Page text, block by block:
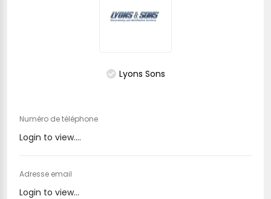
Lyons Sons
Numéro de téléphone
Login to view....
Adresse email
Login to view...